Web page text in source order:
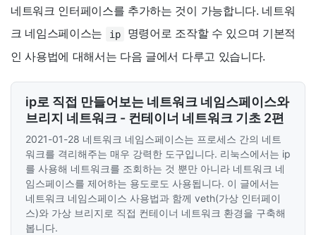
네트워크 인터페이스를 추가하는 것이 가능합니다. 네트워
크 네임스페이스는
ip
명령어로 조작할 수 있으며 기본적
인 사용법에 대해서는 다음 글에서 다루고 있습니다.
ip로 직접 만들어보는 네트워크 네임스페이스와
브리지 네트워크 - 컨테이너 네트워크 기초 2편
2021-01-28 네트워크 네임스페이스는 프로세스 간의 네트
워크를 격리해주는 매우 강력한 도구입니다. 리눅스에서는 ip
를 사용해 네트워크를 조회하는 것 뿐만 아니라 네트워크 네
임스페이스를 제어하는 용도로도 사용됩니다. 이 글에서는
네트워크 네임스페이스 사용법과 함께 veth(가상 인터페이
스)와 가상 브리지로 직접 컨테이너 네트워크 환경을 구축해
봅니다.